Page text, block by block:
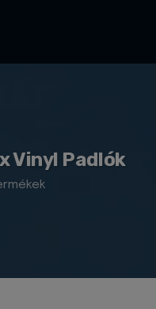
Vinyl Padlók